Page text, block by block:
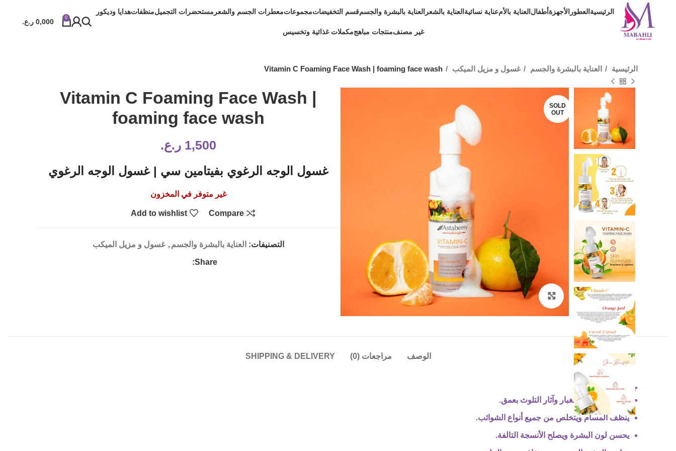
الرئيسيةالعطور الأجهزةأطفالالعناية بالأمعناية نسائيةالعناية بالشعر العناية بالبشرة والجسمقسم التخفيضاتمجموعاتمعطرات الجسم والشعر مستحضرات التجميلمنظفاتهدايا وديكور
غير مصنفمنتجات مباهجمكملات غذائية وتخسيس
0
0,000 ر.ع.
الرئيسية العناية بالبشرة والجسم غسول و مزيل الميكب Vitamin C Foaming Face Wash | foaming face wash
SOLD
OUT
Click to enlarge
Vitamin C Foaming Face Wash |
foaming face wash
1,500 ر.ع.
غسول الوجه الرغوي بفيتامين سي | غسول الوجه الرغوي
غير متوفر في المخزون
Compare
Add to wishlist
التصنيفات: العناية بالبشرة والجسم , غسول و مزيل الميكب
Share:
الوصف مراجعات (0) SHIPPING & DELIVERY
جميع أنواع البشرة
يغسل الأوساخ والغبار وآثار التلوث بعمق.
ينظف المسام ويتخلص من جميع أنواع الشوائب.
يحسن لون البشرة ويصلح الأنسجة التالفة.